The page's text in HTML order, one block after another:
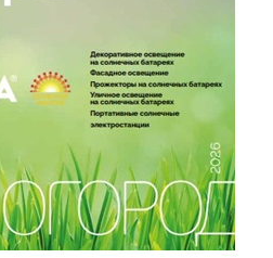
РАЗЪЁМЫ, ПЕРЕХОДНИКИ, ТВ
ДЕЛИТЕЛИ
СЕТЕВЫЕ ФИЛЬТРЫ, СИЛОВЫЕ
РАЗЪЕМЫ И УДЛИНИТЕЛИ,
ТРОЙНИКИ И КОЛОДКИ, ВИЛКИ
СИСТЕМЫ ПОЛИВА